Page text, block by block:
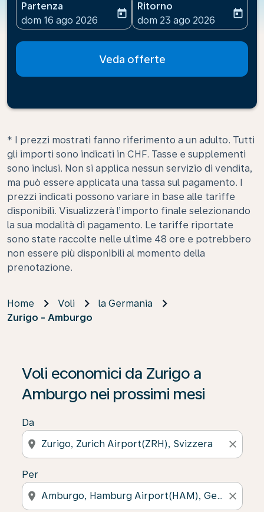
Partenza
fc-booking-departure-date-aria-label
dom 16 ago 2026
today
Ritorno
fc-booking-return-date-
dom 23 ago 2026
today
Veda offerte
* I prezzi mostrati fanno riferimento a un adulto. Tutti
gli importi sono indicati in CHF. Tasse e supplementi
sono inclusi. Non si applica nessun servizio di vendita,
ma può essere applicata una tassa sul pagamento. I
prezzi indicati possono variare in base alle tariffe
disponibili. Visualizzerà l’importo finale selezionando
la sua modalità di pagamento. Le tariffe riportate
sono state raccolte nelle ultime 48 ore e potrebbero
non essere più disponibili al momento della
prenotazione.
Home Voli
la Germania
Zurigo - Amburgo
Voli economici da Zurigo a
Amburgo nei prossimi mesi
Da
location_on close
Per
location_on close